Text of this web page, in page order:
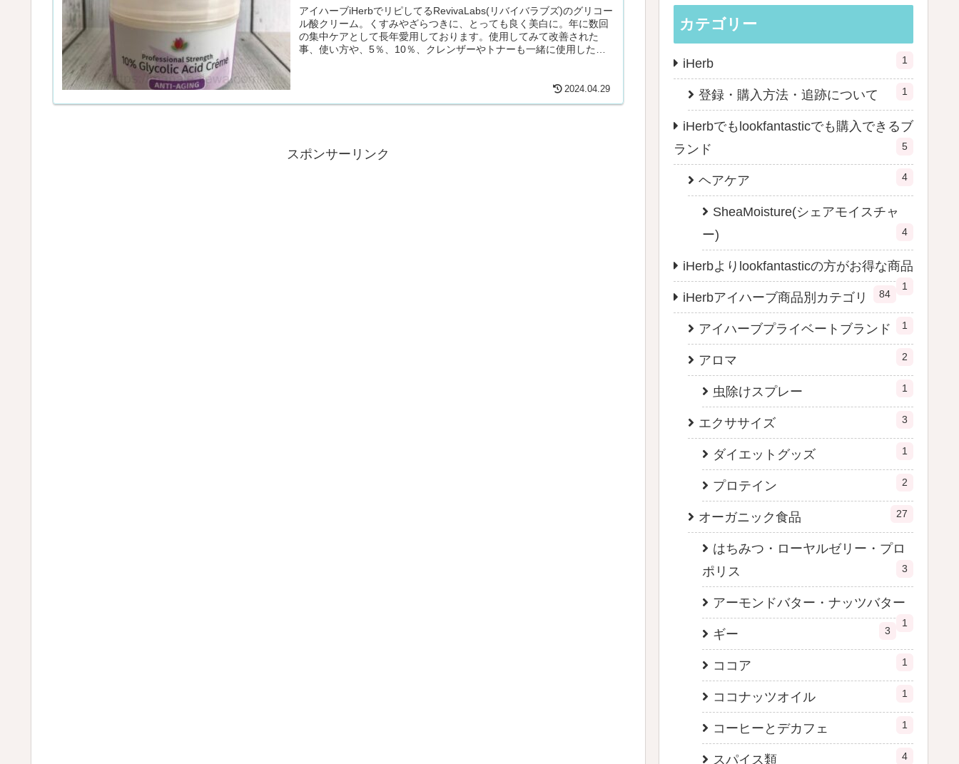
アイハーブiHerbでリピしてるRevivaLabs(リバイバラブズ)のグリコー
ル酸クリーム。くすみやざらつきに、とっても良く美白に。年に数回
の集中ケアとして長年愛用しております。使用してみて改善された
事、使い方や、5％、10％、クレンザーやトナーも一緒に使用した方
2024.04.29
スポンサーリンク
カテゴリー
iHerb 1
登録・購入方法・追跡について 1
iHerbでもlookfantasticでも購入できるブ
ランド
5
ヘアケア 4
SheaMoisture(シェアモイスチャ
ー)
4
iHerbよりlookfantasticの方がお得な商品
1
iHerbアイハーブ商品別カテゴリ 84
アイハーブプライベートブランド 1
アロマ 2
虫除けスプレー 1
エクササイズ 3
ダイエットグッズ 1
プロテイン 2
オーガニック食品 27
はちみつ・ローヤルゼリー・プロ
ポリス
3
アーモンドバター・ナッツバター
1
ギー 3
ココア 1
ココナッツオイル 1
コーヒーとデカフェ 1
スパイス類 4